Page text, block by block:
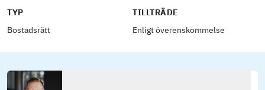
TYP
Bostadsrätt
TILLTRÄDE
Enligt överenskommelse